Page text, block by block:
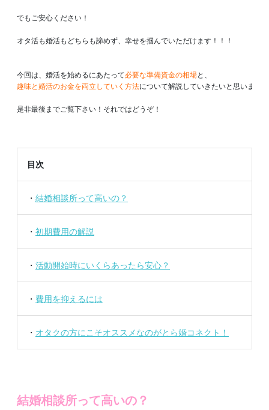
でもご安心ください！
オタ活も婚活もどちらも諦めず、幸せを掴んでいただけます！！！
今回は、婚活を始めるにあたって必要な準備資金の相場
趣味と婚活のお金を両立していく方法について解説していきたいと思います！
是非最後までご覧下さい！それではどうぞ！
目次
・ 結婚相談所って高いの？
・ 初期費用の解説
・ 活動開始時にいくらあったら安心？
・ 費用を抑えるには
・ オタクの方にこそオススメなのがとら婚コネクト！
結婚相談所って高いの？